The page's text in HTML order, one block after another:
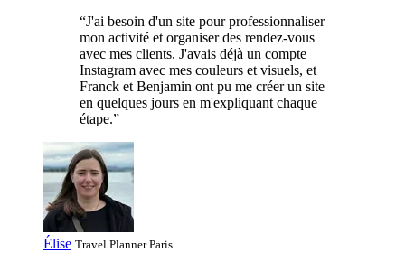
“J'ai besoin d'un site pour professionnaliser
mon activité et organiser des rendez-vous
avec mes clients. J'avais déjà un compte
Instagram avec mes couleurs et visuels, et
Franck et Benjamin ont pu me créer un site
en quelques jours en m'expliquant chaque
étape.”
Élise Travel PlannerParis